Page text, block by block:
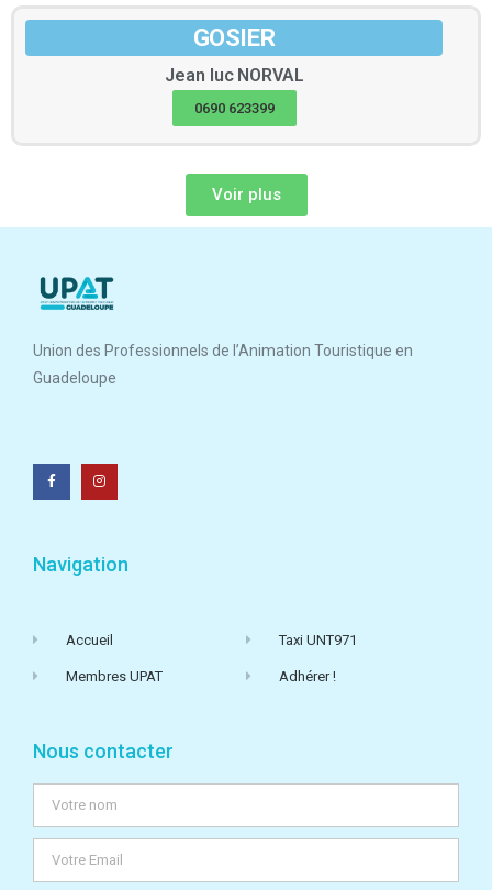
GOSIER
Jean luc NORVAL
0690 623399
Voir plus
Union des Professionnels de l’Animation Touristique en
Guadeloupe
Navigation
Accueil
Membres UPAT
Taxi UNT971
Adhérer !
Nous contacter